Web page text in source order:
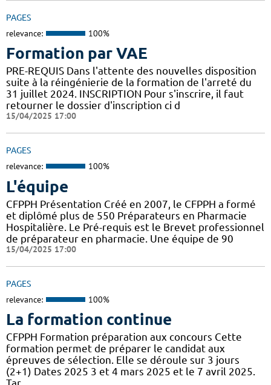
PAGES
relevance: 100%
Formation par VAE
PRE-REQUIS Dans l'attente des nouvelles disposition
suite à la réingénierie de la formation de l'arreté du
31 juillet 2024. INSCRIPTION Pour s'inscrire, il faut
retourner le dossier d'inscription ci d
15/04/2025 17:00
PAGES
relevance: 100%
L'équipe
CFPPH Présentation Créé en 2007, le CFPPH a formé
et diplômé plus de 550 Préparateurs en Pharmacie
Hospitalière. Le Pré-requis est le Brevet professionnel
de préparateur en pharmacie. Une équipe de 90
15/04/2025 17:00
PAGES
relevance: 100%
La formation continue
CFPPH Formation préparation aux concours Cette
formation permet de préparer le candidat aux
épreuves de sélection. Elle se déroule sur 3 jours
(2+1) Dates 2025 3 et 4 mars 2025 et le 7 avril 2025.